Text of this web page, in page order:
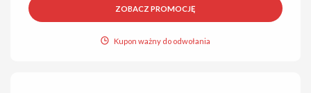
ZOBACZ PROMOCJĘ
Kupon ważny do odwołania